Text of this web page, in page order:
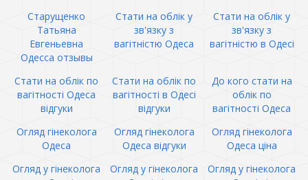
Старущенко
Татьяна
Евгеньевна
Одесса отзывы
Стати на облік у
зв'язку з
вагітністю Одеса
Стати на облік у
зв'язку з
вагітністю в Одесі
Стати на облік по
вагітності Одеса
відгуки
Стати на облік по
вагітності в Одесі
відгуки
До кого стати на
облік по
вагітності Одеса
Огляд гінеколога
Одеса
Огляд гінеколога
Одеса відгуки
Огляд гінеколога
Одеса ціна
Огляд у гінеколога
Огляд у гінеколога
Огляд у гінеколога